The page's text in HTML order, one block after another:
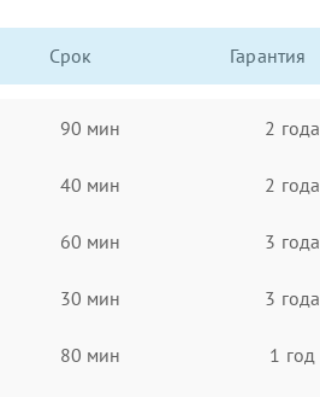
Срок Гарантия
90 мин 2 года
40 мин 2 года
60 мин 3 года
30 мин 3 года
80 мин 1 год